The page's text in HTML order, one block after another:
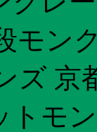
モン
ズ 京
トモ